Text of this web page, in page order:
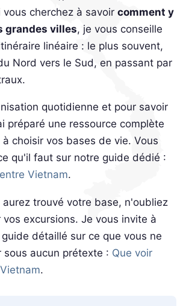
cherchez à savoir comment y
grandes villes, je vous conseille
linéaire : le plus souvent,
Nord vers le Sud, en passant par
quotidienne et pour savoir
préparé une ressource complète
choisir vos bases de vie. Vous
qu'il faut sur notre guide dédié :
Vietnam.
aurez trouvé votre base, n'oubliez
excursions. Je vous invite à
détaillé sur ce que vous ne
sous aucun prétexte : Que voir
.